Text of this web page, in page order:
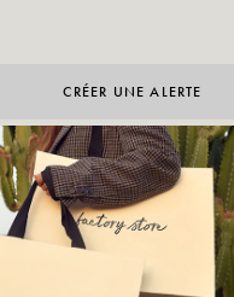
CRÉER UNE ALERTE
AAN WENSLIJST TOEVOEGEN
originaliteit door onze
touch zullen ze niet